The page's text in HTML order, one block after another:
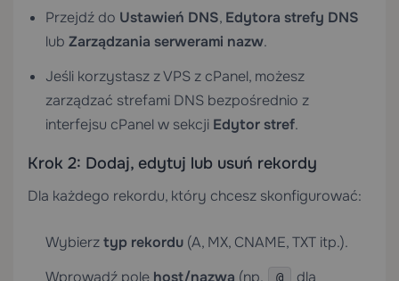
Przejdź do Ustawień DNS, Edytora strefy DNS
lub Zarządzania serwerami nazw.
Jeśli korzystasz zVPS z cPanel, możesz
zarządzać strefami DNS bezpośrednio z
interfejsu cPanel w sekcji Edytor stref.
Krok 2: Dodaj, edytuj lub usuń rekordy
Dla każdego rekordu, który chcesz skonfigurować:
Wybierztyp rekordu (A, MX, CNAME, TXT itp.).
Wprowadź pole host/nazwa (np. @
dla